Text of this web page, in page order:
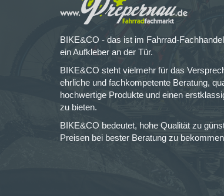
BIKE&CO - das ist im Fahrrad-
ein Aufkleber an der Tür.
BIKE&CO steht vielmehr für das
ehrliche und fachkompetente Beratung,
hochwertige Produkte und einen
zu bieten.
BIKE&CO bedeutet, hohe Qualität zu
Preisen bei bester Beratung zu